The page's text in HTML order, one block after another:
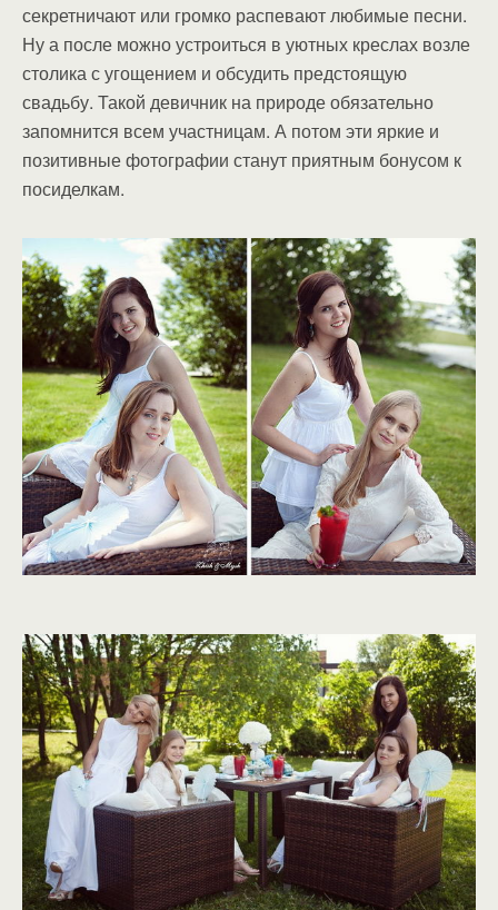
секретничают или громко распевают любимые песни.
Ну а после можно устроиться в уютных креслах возле
столика с угощением и обсудить предстоящую
свадьбу. Такой девичник на природе обязательно
запомнится всем участницам. А потом эти яркие и
позитивные фотографии станут приятным бонусом к
посиделкам.